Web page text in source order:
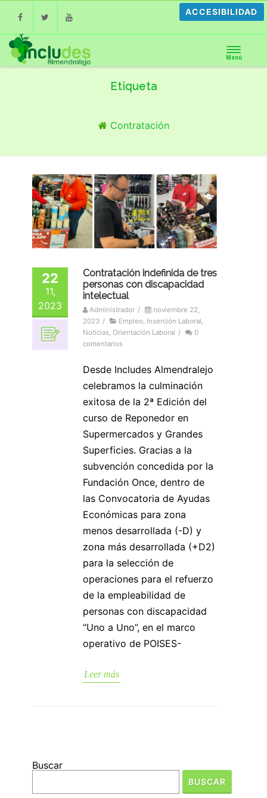
Facebook
Menú
Etiqueta
Contratación
22
11,
2023
Contratación indefinida de tres
personas con discapacidad
intelectual
Administrador /
noviembre 22,
2023 / Empleo, Inserción Laboral,
Noticias, Orientación Laboral /
0
comentarios
Desde Includes Almendralejo
celebramos la culminación
exitosa de la 2ª Edición del
curso de Reponedor en
Supermercados y Grandes
Superficies. Gracias a la
subvención concedida por la
Fundación Once, dentro de
las Convocatoria de Ayudas
Económicas para zona
menos desarrollada (-D) y
zona más desarrollada (+D2)
para la selección de
operaciones para el refuerzo
de la empleabilidad de
personas con discapacidad
“Uno a Uno”, en el marco
operativo de POISES-
Leer más
Buscar
BUSCAR
ACCESIBILIDAD